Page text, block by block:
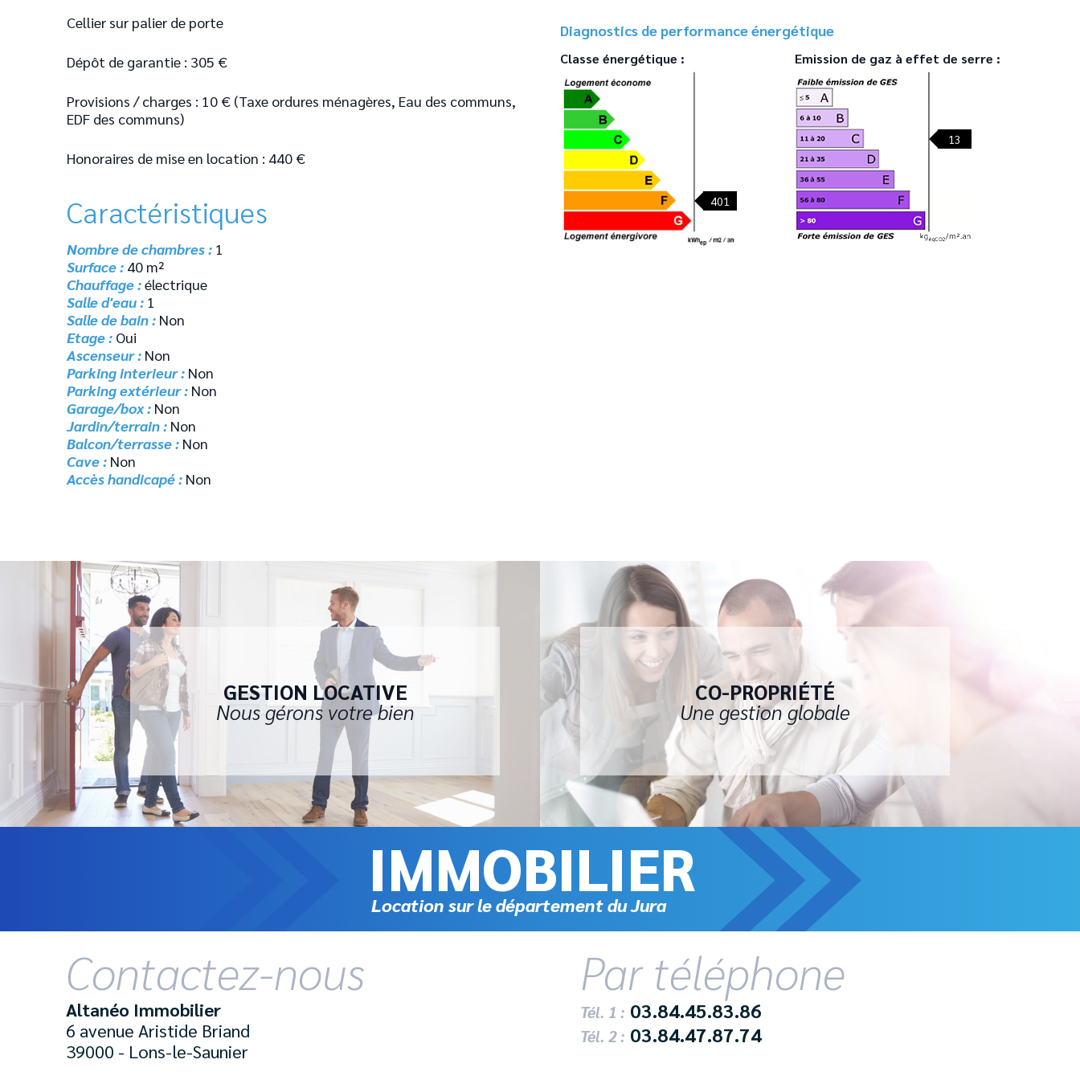
Cellier sur palier de porte
Dépôt de garantie : 305 €
Provisions / charges : 10 € (Taxe ordures ménagères, Eau des communs,
EDF des communs)
Honoraires de mise en location : 440 €
Caractéristiques
Nombre de chambres : 1
Surface : 40 m²
Chauffage :électrique
Salle d'eau : 1
Salle de bain : Non
Etage : Oui
Ascenseur : Non
Parking interieur : Non
Parking extérieur : Non
Garage/box : Non
Jardin/terrain : Non
Balcon/terrasse : Non
Cave : Non
Accès handicapé : Non
Diagnostics de performance énergétique
Classe énergétique :
401
Emission de gaz à effet de serre :
13
GESTION LOCATIVE
Nous gérons votre bien
CO-PROPRIÉTÉ
Une gestion globale
IMMOBILIER
Location sur le département du Jura
Contactez-nous
Altanéo Immobilier
6 avenue Aristide Briand
39000 - Lons-le-Saunier
Par téléphone
Tél. 1 : 03.84.45.83.86
Tél. 2 : 03.84.47.87.74